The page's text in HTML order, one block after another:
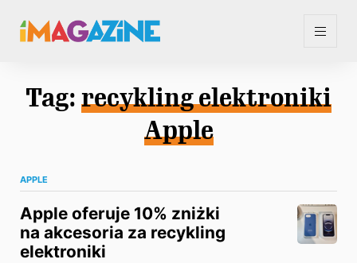
Tag: recykling elektroniki
Apple
APPLE
Apple oferuje 10% zniżki
na akcesoria za recykling
elektroniki